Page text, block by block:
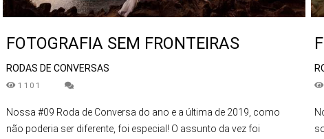
FOTOGRAFIA SEM FRONTEIRAS
RODAS DE CONVERSAS
1101
Nossa #09 Roda de Conversa do ano e a última de 2019, como
não poderia ser diferente, foi especial! O assunto da vez foi